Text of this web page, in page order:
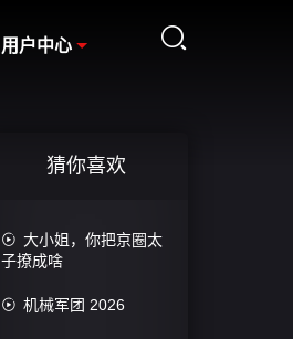

用户中心
猜你喜欢
 大小姐，你把京圈太
子撩成啥
 机械军团 2026